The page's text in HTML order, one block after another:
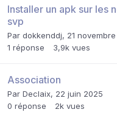
Installer un apk sur les
svp
Par dokkenddj, 21
1 réponse 3,9k vues
Association
Par Declaix, 22 juin 2025
0 réponse 2k vues